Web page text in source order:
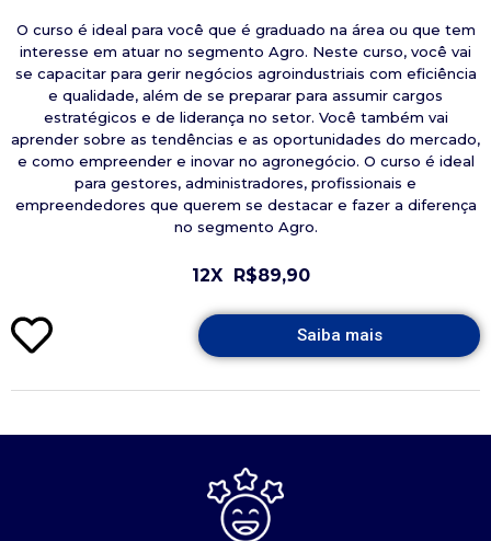
O curso é ideal para você que é graduado na área ou que tem
interesse em atuar no segmento Agro. Neste curso, você vai
se capacitar para gerir negócios agroindustriais com eficiência
e qualidade, além de se preparar para assumir cargos
estratégicos e de liderança no setor. Você também vai
aprender sobre as tendências e as oportunidades do mercado,
e como empreender e inovar no agronegócio. O curso é ideal
para gestores, administradores, profissionais e
empreendedores que querem se destacar e fazer a diferença
no segmento Agro.
12X R$89,90
Saiba mais